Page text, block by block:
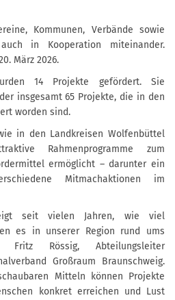
Kommunen, Verbände sowie
in Kooperation miteinander.
März 2026.
14 Projekte gefördert. Sie
insgesamt 65 Projekte, die in den
worden sind.
in den Landkreisen Wolfenbüttel
Rahmenprogramme zum
ermöglicht – darunter ein
Mitmachaktionen im
seit vielen Jahren, wie viel
es in unserer Region rund ums
Rössig, Abteilungsleiter
Großraum Braunschweig.
Mitteln können Projekte
konkret erreichen und Lust